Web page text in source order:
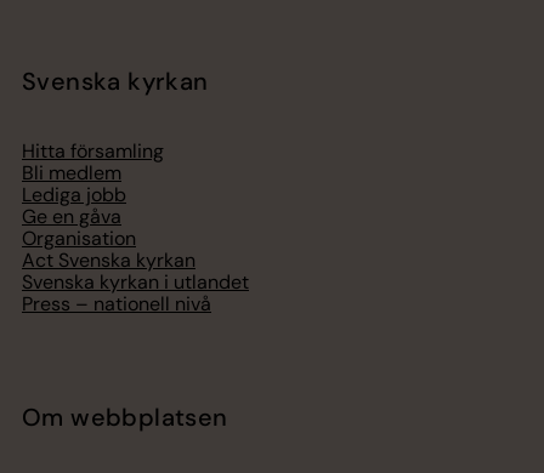
Svenska kyrkan
Hitta församling
Bli medlem
Lediga jobb
Ge en gåva
Organisation
Act Svenska kyrkan
Svenska kyrkan i utlandet
Press – nationell nivå
Om webbplatsen